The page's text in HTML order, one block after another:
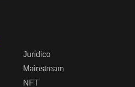
Jurídico
Mainstream
NFT